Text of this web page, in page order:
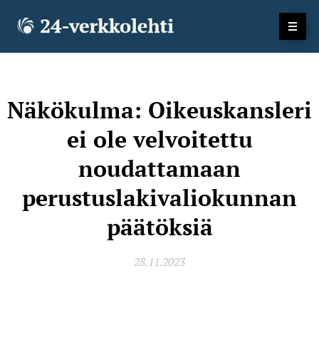
Näkökulma: Oikeuskansleri
ei ole velvoitettu
noudattamaan
perustuslakivaliokunnan
päätöksiä
28.11.2023